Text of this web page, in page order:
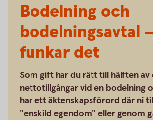
Bodelning och
bodelningsavtal
funkar det
Som gift har du rätt till hälften av
nettotillgångar vid en bodelning
har ett äktenskapsförord där ni
"enskild egendom" eller genom